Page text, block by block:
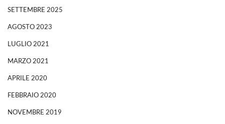
SETTEMBRE 2025
AGOSTO 2023
LUGLIO 2021
MARZO 2021
APRILE 2020
FEBBRAIO 2020
NOVEMBRE 2019